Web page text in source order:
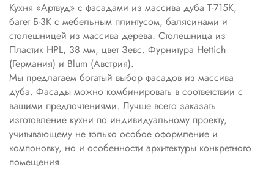
Кухня «Артвуд» с фасадами из массива дуба Т-715К,
багет Б-3К с мебельным плинтусом, балясинами и
столешницей из массива дерева. Столешница из
Пластик HPL, 38 мм, цвет Зевс. Фурнитура Hettich
(Германия) и Blum (Австрия).
Мы предлагаем богатый выбор фасадов из массива
дуба. Фасады можно комбинировать в соответствии с
вашими предпочтениями. Лучше всего заказать
изготовление кухни по индивидуальному проекту,
учитывающему не только особое оформление и
компоновку, но и особенности архитектуры конкретного
помещения.